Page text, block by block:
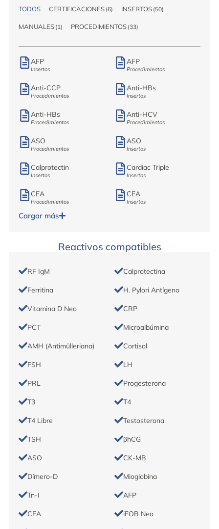
TODOS CERTIFICACIONES (6) INSERTOS (50)
MANUALES (1) PROCEDIMIENTOS (33)
AFP
Insertos
AFP
Procedimientos
Anti-CCP
Procedimientos
Anti-HBs
Insertos
Anti-HBs
Procedimientos
Anti-HCV
Procedimientos
ASO
Procedimientos
ASO
Insertos
Calprotectin
Insertos
Cardiac Triple
Insertos
CEA
Procedimientos
CEA
Insertos
Cargar más
Reactivos compatibles
RF IgM Calprotectina
Ferritina H. Pylori Antígeno
Vitamina D Neo CRP
PCT Microalbúmina
AMH (Antimülleriana) Cortisol
FSH LH
PRL Progesterona
T3 T4
T4 Libre Testosterona
TSH βhCG
ASO CK-MB
Dímero-D Mioglobina
Tn-I AFP
CEA iFOB Neo